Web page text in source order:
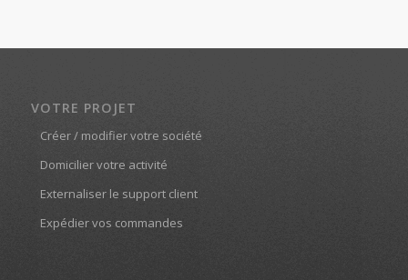
VOTRE PROJET
Créer / modifier votre société
Domicilier votre activité
Externaliser le support client
Expédier vos commandes